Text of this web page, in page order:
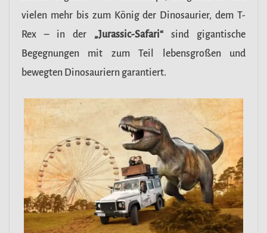
vielen mehr bis zum König der Dinosaurier, dem T-
Rex – in der „Jurassic-Safari“ sind gigantische
Begegnungen mit zum Teil lebensgroßen und
bewegten Dinosauriern garantiert.